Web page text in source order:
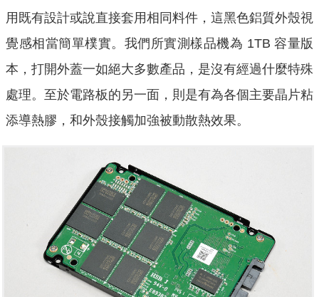
用既有設計或說直接套用相同料件，這黑色鋁質外殼視
覺感相當簡單樸實。我們所實測樣品機為 1TB 容量版
本，打開外蓋一如絕大多數產品，是沒有經過什麼特殊
處理。至於電路板的另一面，則是有為各個主要晶片粘
添導熱膠，和外殼接觸加強被動散熱效果。